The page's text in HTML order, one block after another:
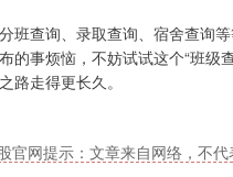
班查询、录取查询、宿舍查询
的事烦恼，不妨试试这个“班级
路走得更长久。
官网提示：文章来自网络，不代